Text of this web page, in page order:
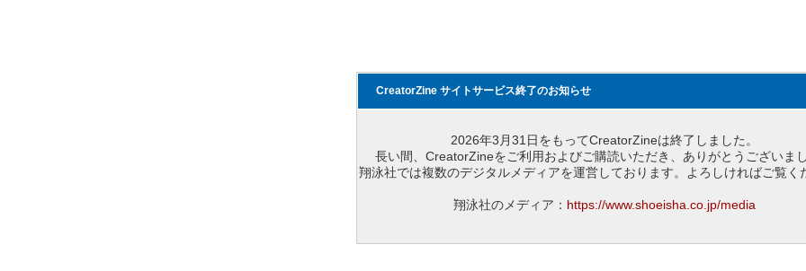
CreatorZine サイトサービス終了のお知らせ
2026年3月31日をもってCreatorZineは終了しました。
長い間、CreatorZineをご利用およびご購読いただき、ありがとうございまし
翔泳社では複数のデジタルメディアを運営しております。よろしければご覧く
翔泳社のメディア： https://www.shoeisha.co.jp/media